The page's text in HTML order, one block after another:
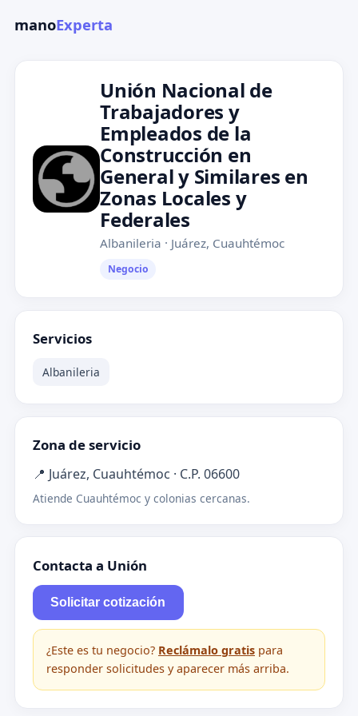
manoExperta
Unión Nacional de
Trabajadores y
Empleados de la
Construcción en
General y Similares en
Zonas Locales y
Federales
Albanileria · Juárez, Cuauhtémoc
Negocio
Servicios
Albanileria
Zona de servicio
📍 Juárez, Cuauhtémoc · C.P. 06600
Atiende Cuauhtémoc y colonias cercanas.
Contacta a Unión
Solicitar cotización
¿Este es tu negocio? Reclámalo gratispara
responder solicitudes y aparecer más arriba.